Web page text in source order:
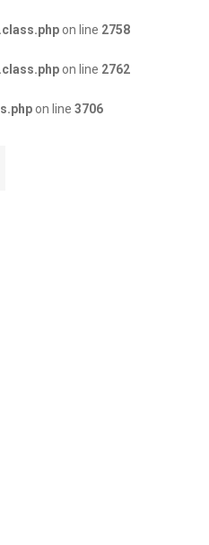
on line 2758
on line 2762
on line 3706